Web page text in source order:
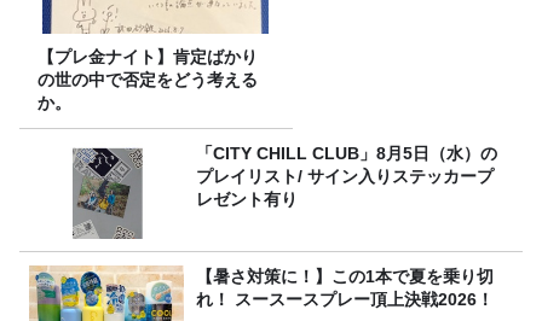
【プレ金ナイト】肯定ばかり
の世の中で否定をどう考える
か。
「CITY CHILL CLUB」8月5日（水）の
プレイリスト/ サイン入りステッカープ
レゼント有り
【暑さ対策に！】この1本で夏を乗り切
れ！ スースースプレー頂上決戦2026！